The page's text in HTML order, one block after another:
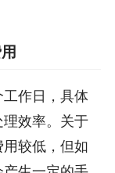
作日，具体
效率。关于
较低，但如